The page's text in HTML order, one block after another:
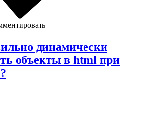
динамически
объекты в html при